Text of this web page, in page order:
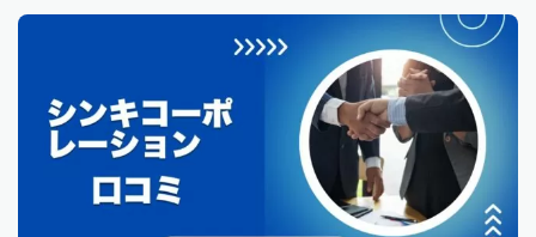
あわせて読みたい
スーパーブラックでも借りれる5chの情報を
活用した借入術まとめ